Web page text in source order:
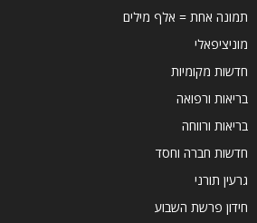
תמונה אחת = אלף מילים
מוניציפאלי
חדשות מקומיות
בריאות ורפואה
בריאות ורווחה
חדשות חברה וחסד
גרעין תורני
חידון פרשת השבוע